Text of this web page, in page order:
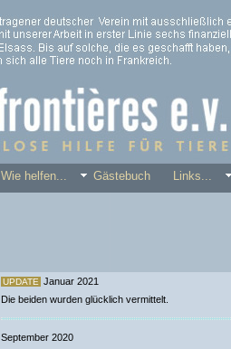
Wie helfen... Gästebuch Links...
UPDATE Januar 2021
Die beiden wurden glücklich vermittelt.
September 2020